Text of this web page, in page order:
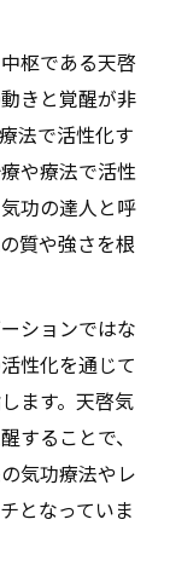
枢である天啓
きと覚醒が非
法で活性化す
や療法で活性
功の達人と呼
質や強さを根
ションではな
性化を通じて
ます。天啓気
することで、
気功療法やレ
となっていま